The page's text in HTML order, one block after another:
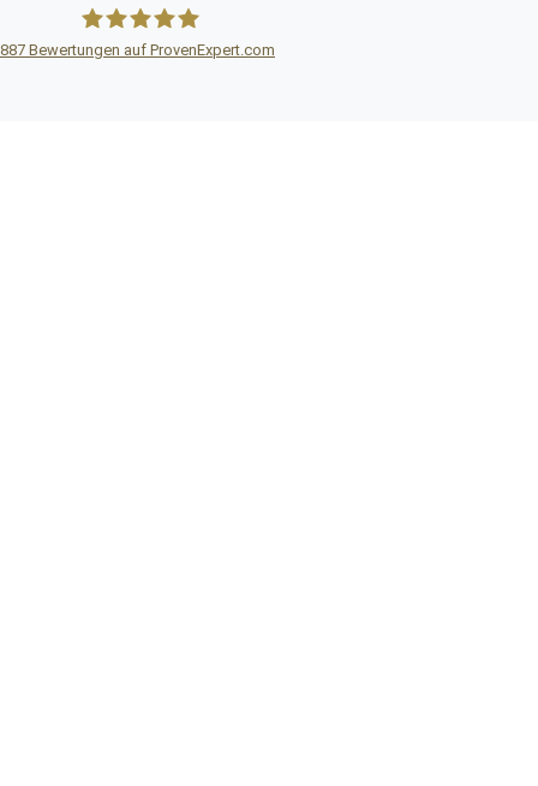
887 Bewertungen auf ProvenExpert.com